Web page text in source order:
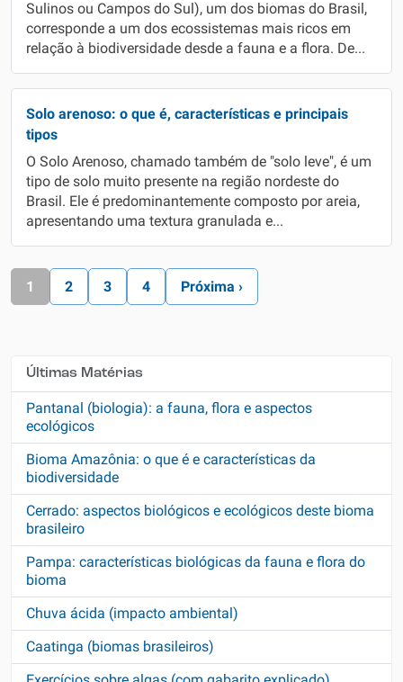
Sulinos ou Campos do Sul), um dos biomas do Brasil,
corresponde a um dos ecossistemas mais ricos em
relação à biodiversidade desde a fauna e a flora. De...
Solo arenoso: o que é, características e principais
tipos
O Solo Arenoso, chamado também de "solo leve", é um
tipo de solo muito presente na região nordeste do
Brasil. Ele é predominantemente composto por areia,
apresentando uma textura granulada e...
1 2 3 4 Próxima ›
Últimas Matérias
Pantanal (biologia): a fauna, flora e aspectos
ecológicos
Bioma Amazônia: o que é e características da
biodiversidade
Cerrado: aspectos biológicos e ecológicos deste bioma
brasileiro
Pampa: características biológicas da fauna e flora do
bioma
Chuva ácida (impacto ambiental)
Caatinga (biomas brasileiros)